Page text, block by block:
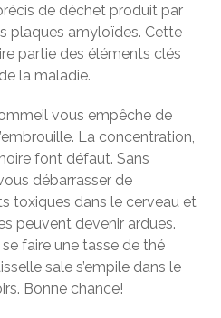
de déchet produit par
plaques amyloïdes. Cette
partie des éléments clés
la maladie.
vous empêche de
La concentration,
font défaut. Sans
débarrasser de
toxiques dans le cerveau et
peuvent devenir ardues.
faire une tasse de thé
sale s’empile dans le
Bonne chance!